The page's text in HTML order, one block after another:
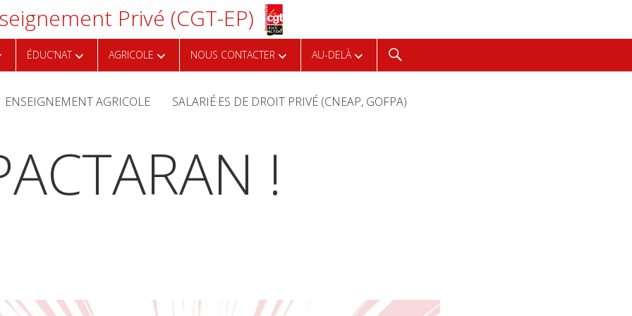
Privé (CGT-EP)
ÉDUC’NAT AGRICOLE NOUS CONTACTER AU-DELÀ Recherche
ENSEIGNEMENT AGRICOLE SALARIÉ·ES DE DROIT PRIVÉ (CNEAP, GOFPA)
!